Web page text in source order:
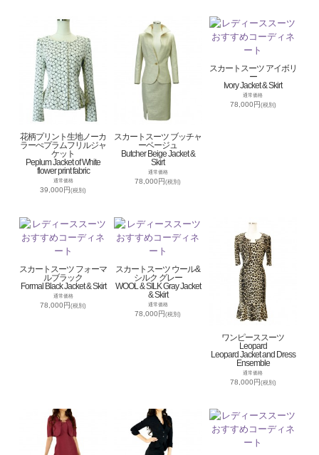
花柄プリント生地ノーカ
ラーぺプラムフリルジャ
ケット
Peplum Jacket of White
flower print fabric
通常価格
39,000円(税別)
スカートスーツ ブッチャ
ーベージュ
Butcher Beige Jacket &
Skirt
通常価格
78,000円(税別)
スカートスーツ アイボリ
ー
Ivory Jacket & Skirt
通常価格
78,000円(税別)
スカートスーツ フォーマ
ルブラック
Formal Black Jacket & Skirt
通常価格
78,000円(税別)
スカートスーツ ウール&
シルク グレー
WOOL & SILK Gray Jacket
& Skirt
通常価格
78,000円(税別)
ワンピーススーツ
Leopard
Leopard Jacket and Dress
Ensemble
通常価格
78,000円(税別)